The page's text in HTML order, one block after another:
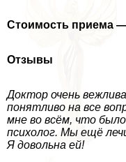
Стоимость приема —
Отзывы
Доктор очень
понятливо на все
мне во всём, что
психолог. Мы ещё
Я довольна ей!